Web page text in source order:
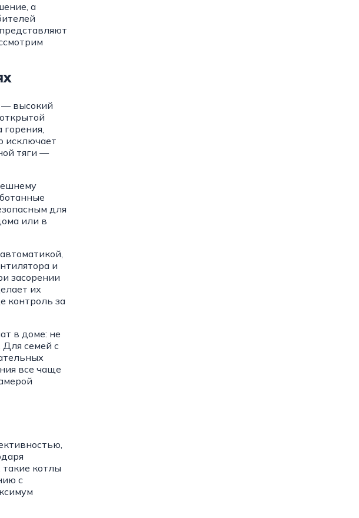
а
— высокий
исключает
тяги —
для
или в
и
засорении
их
контроль за
в доме: не
Для семей с
все чаще
котлы
с